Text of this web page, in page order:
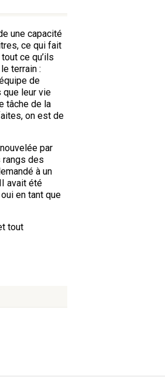
une capacité
ce qui fait
ce qu’ils
terrain :
de
que leur vie
tâche de la
on est de
par
rangs des
à un
avait été
en tant que
tout